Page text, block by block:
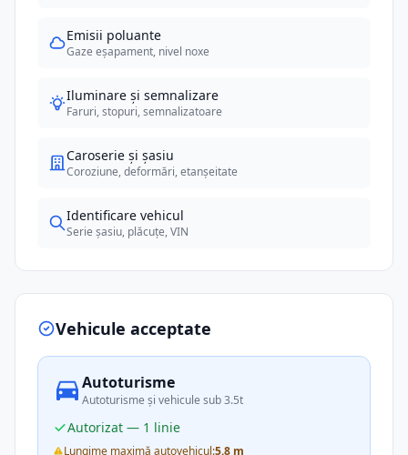
Emisii poluante
Gaze eșapament, nivel noxe
Iluminare și semnalizare
Faruri, stopuri, semnalizatoare
Caroserie și șasiu
Coroziune, deformări, etanșeitate
Identificare vehicul
Serie șasiu, plăcuțe, VIN
Vehicule acceptate
Autoturisme
Autoturisme și vehicule sub 3.5t
Autorizat — 1 linie
Lungime maximă autovehicul:5.8 m